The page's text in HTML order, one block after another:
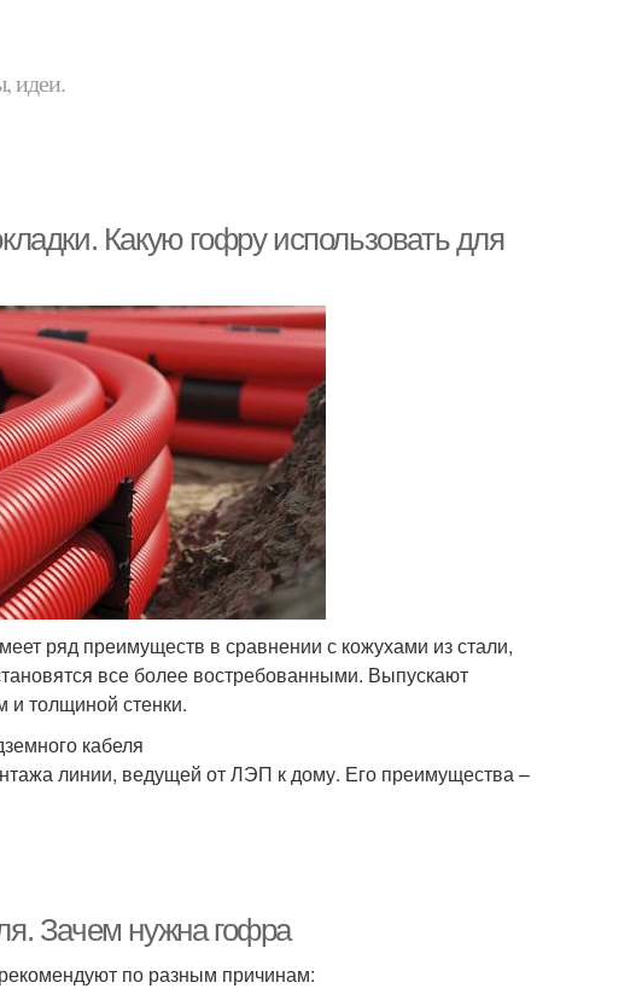
идеи.
Какую гофру использовать для
ряд преимуществ в сравнении с кожухами из стали,
все более востребованными. Выпускают
и толщиной стенки.
кабеля
линии, ведущей от ЛЭП к дому. Его преимущества –
Зачем нужна гофра
по разным причинам: